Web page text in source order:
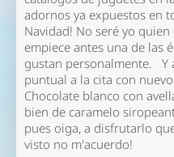
adornos ya expuestos en
Navidad! No seré yo
empiece antes una de las
gustan personalmente. Y
puntual a la cita con
Chocolate blanco con
bien de caramelo
pues oiga, a disfrutarlo
visto no m'acuerdo!